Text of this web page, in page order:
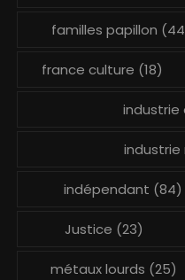
familles papillon
france culture (18)
industrie
industrie
indépendant (84)
Justice (23)
métaux lourds (25)